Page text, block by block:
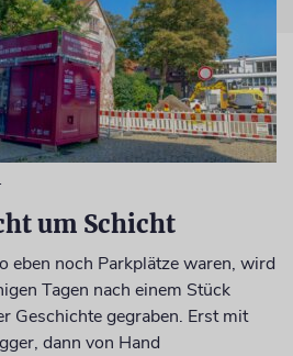
um Schicht
eben noch Parkplätze waren, wird
Tagen nach einem Stück
Geschichte gegraben. Erst mit
dann von Hand